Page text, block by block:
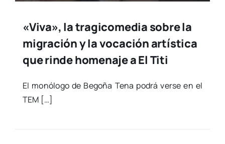
«Viva», la tragicomedia sobre la
migración y la vocación artística
que rinde homenaje a El Titi
El monó­lo­go de Bego­ña Tena podrá ver­se en el
TEM […]